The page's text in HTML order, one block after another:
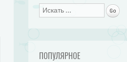
Поиск
ПОПУЛЯРНОЕ